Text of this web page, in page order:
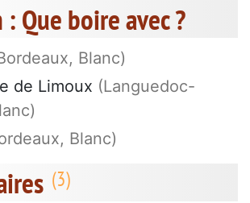
Que boire avec ?
Blanc)
de Limoux (Languedoc-
Blanc)